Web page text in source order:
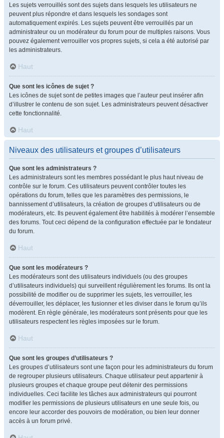
Les sujets verrouillés sont des sujets dans lesquels les utilisateurs ne
peuvent plus répondre et dans lesquels les sondages sont
automatiquement expirés. Les sujets peuvent être verrouillés par un
administrateur ou un modérateur du forum pour de multiples raisons. Vous
pouvez également verrouiller vos propres sujets, si cela a été autorisé par
les administrateurs.
Haut
Que sont les icônes de sujet ?
Les icônes de sujet sont de petites images que l’auteur peut insérer afin
d’illustrer le contenu de son sujet. Les administrateurs peuvent désactiver
cette fonctionnalité.
Haut
Niveaux des utilisateurs et groupes d’utilisateurs
Que sont les administrateurs ?
Les administrateurs sont les membres possédant le plus haut niveau de
contrôle sur le forum. Ces utilisateurs peuvent contrôler toutes les
opérations du forum, telles que les paramètres des permissions, le
bannissement d’utilisateurs, la création de groupes d’utilisateurs ou de
modérateurs, etc. Ils peuvent également être habilités à modérer l’ensemble
des forums. Tout ceci dépend de la configuration effectuée par le fondateur
du forum.
Haut
Que sont les modérateurs ?
Les modérateurs sont des utilisateurs individuels (ou des groupes
d’utilisateurs individuels) qui surveillent régulièrement les forums. Ils ont la
possibilité de modifier ou de supprimer les sujets, les verrouiller, les
déverrouiller, les déplacer, les fusionner et les diviser dans le forum qu’ils
modèrent. En règle générale, les modérateurs sont présents pour que les
utilisateurs respectent les règles imposées sur le forum.
Haut
Que sont les groupes d’utilisateurs ?
Les groupes d’utilisateurs sont une façon pour les administrateurs du forum
de regrouper plusieurs utilisateurs. Chaque utilisateur peut appartenir à
plusieurs groupes et chaque groupe peut détenir des permissions
individuelles. Ceci facilite les tâches aux administrateurs qui pourront
modifier les permissions de plusieurs utilisateurs en une seule fois, ou
encore leur accorder des pouvoirs de modération, ou bien leur donner
accès à un forum privé.